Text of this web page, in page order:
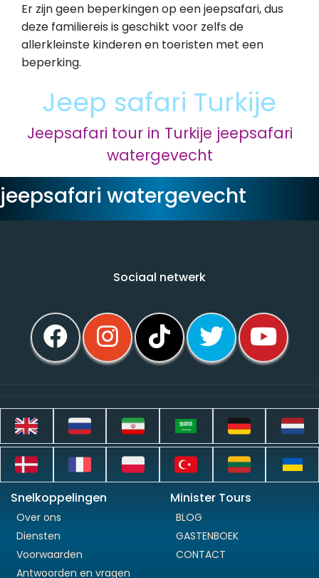
Er zijn geen beperkingen op een jeepsafari, dus
deze familiereis is geschikt voor zelfs de
allerkleinste kinderen en toeristen met een
beperking.
Jeep safari Turkije
Jeepsafari tour in Turkije jeepsafari
watergevecht
jeepsafari watergevecht
Sociaal netwerk
Snelkoppelingen
Over ons
Diensten
Voorwaarden
Antwoorden en vragen
Minister Tours
BLOG
GASTENBOEK
CONTACT